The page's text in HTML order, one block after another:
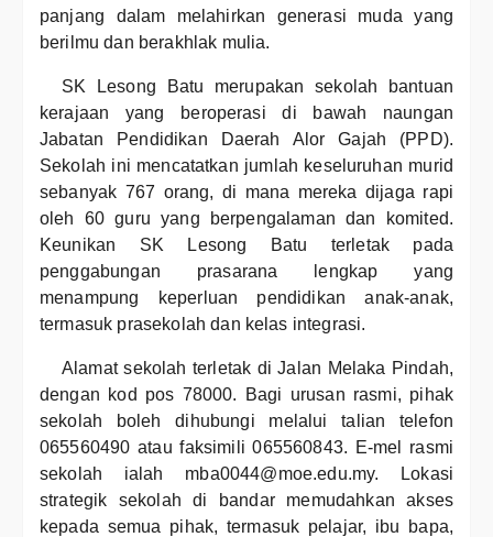
panjang dalam melahirkan generasi muda yang
berilmu dan berakhlak mulia.
SK Lesong Batu merupakan sekolah bantuan
kerajaan yang beroperasi di bawah naungan
Jabatan Pendidikan Daerah Alor Gajah (PPD).
Sekolah ini mencatatkan jumlah keseluruhan murid
sebanyak 767 orang, di mana mereka dijaga rapi
oleh 60 guru yang berpengalaman dan komited.
Keunikan SK Lesong Batu terletak pada
penggabungan prasarana lengkap yang
menampung keperluan pendidikan anak-anak,
termasuk prasekolah dan kelas integrasi.
Alamat sekolah terletak di Jalan Melaka Pindah,
dengan kod pos 78000. Bagi urusan rasmi, pihak
sekolah boleh dihubungi melalui talian telefon
065560490 atau faksimili 065560843. E-mel rasmi
sekolah ialah mba0044@moe.edu.my. Lokasi
strategik sekolah di bandar memudahkan akses
kepada semua pihak, termasuk pelajar, ibu bapa,